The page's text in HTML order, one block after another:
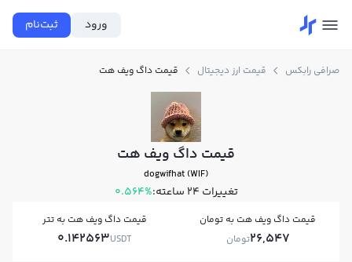
ورود ثبت‌نام
صرافی رابکس قیمت ارز دیجیتال قیمت داگ ویف هت
قیمت داگ ویف هت
dogwifhat (WIF)
تغییرات ۲۴ ساعته: 0.564%
قیمت داگ ویف هت به تومان
26,547تومان
قیمت داگ ویف هت به تتر
0.142563USDT